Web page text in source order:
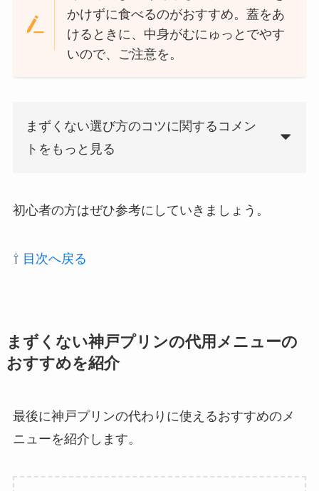
かけずに食べるのがおすすめ。蓋をあ
けるときに、中身がむにゅっとでやす
いので、ご注意を。
まずくない選び方のコツに関するコメン
トをもっと見る
初心者の方はぜひ参考にしていきましょう。
⇧ 目次へ戻る
まずくない神戸プリンの代用メニューの
おすすめを紹介
最後に神戸プリンの代わりに使えるおすすめのメ
ニューを紹介します。